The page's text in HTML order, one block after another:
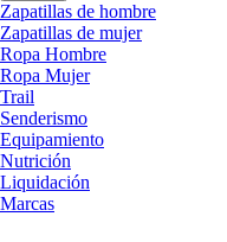
Zapatillas de hombre
Zapatillas de mujer
Ropa Hombre
Ropa Mujer
Trail
Senderismo
Equipamiento
Nutrición
Liquidación
Marcas